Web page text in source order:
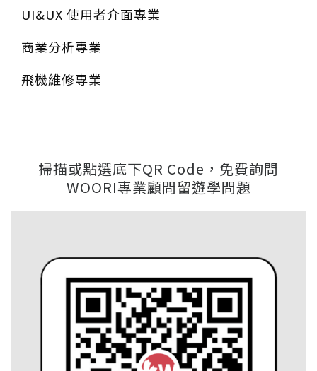
UI&UX 使用者介面專業
商業分析專業
飛機維修專業
掃描或點選底下QR Code，免費詢問
WOORI專業顧問留遊學問題